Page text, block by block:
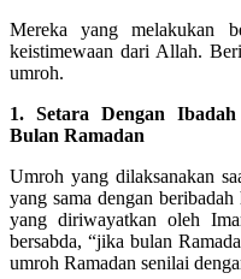
Mereka yang melakukan
keistimewaan dari Allah.
umroh.
1. Setara Dengan
Bulan Ramadan
Umroh yang dilaksanakan
yang sama dengan
yang diriwayatkan oleh
bersabda, “jika bulan
umroh Ramadan senilai